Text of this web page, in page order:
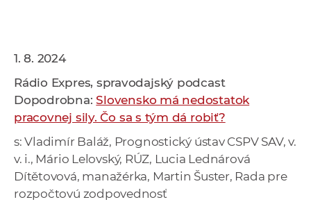
1. 8. 2024
Rádio Expres, spravodajský podcast
Dopodrobna:Slovensko má nedostatok
pracovnej sily. Čo sa s tým dá robiť?
s: Vladimír Baláž, Prognostický ústav CSPV SAV, v.
v. i., Mário Lelovský, RÚZ, Lucia Lednárová
Dítětovová, manažérka, Martin Šuster, Rada pre
rozpočtovú zodpovednosť